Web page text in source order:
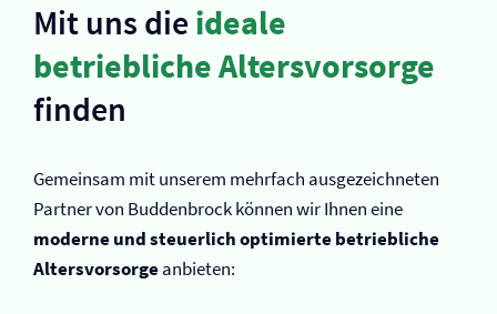
Mit uns die ideale
betriebliche Altersvorsorge
finden
Gemeinsam mit unserem mehrfach ausgezeichneten
Partner von Buddenbrock können wir Ihnen eine
moderne und steuerlich optimierte betriebliche
Altersvorsorgeanbieten: